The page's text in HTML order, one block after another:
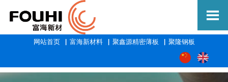

网站首页▕ 富海新材料▕ 聚鑫源精密薄板 ▕ 聚隆钢板